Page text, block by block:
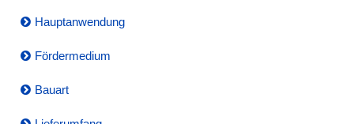
Hauptanwendung
Fördermedium
Bauart